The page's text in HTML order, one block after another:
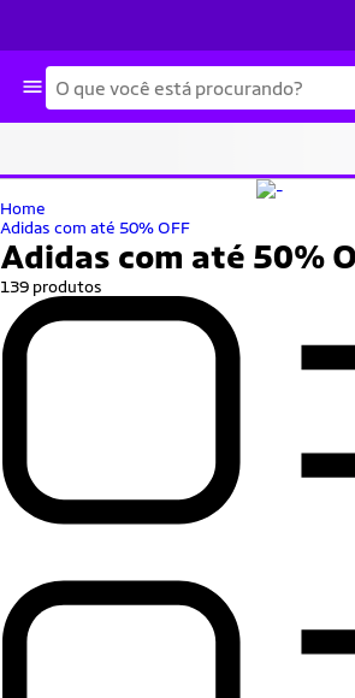
Busca
Home
Adidas com até 50% OFF
Adidas com até 50%
139 produtos